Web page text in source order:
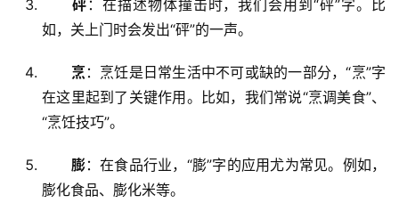
砰 ：在描述物体撞击时，我们会用到“砰”字。比
如，关上门时会发出“砰”的一声。
烹：烹饪是日常生活中不可或缺的一部分，“烹”字
在这里起到了关键作用。比如，我们常说“烹调美食”、
“烹饪技巧”。
膨：在食品行业，“膨”字的应用尤为常见。例如，
膨化食品、膨化米等。